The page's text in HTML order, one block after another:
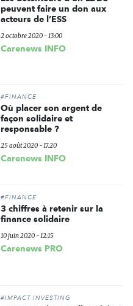
peuvent faire un don aux
acteurs de l’ESS
2 octobre 2020 - 13:00
Carenews INFO
#FINANCE
Où placer son argent de
façon solidaire et
responsable ?
25 août 2020 - 17:20
Carenews INFO
#FINANCE
3 chiffres à retenir sur la
finance solidaire
10 juin 2020 - 12:15
Carenews PRO
#IMPACT INVESTING